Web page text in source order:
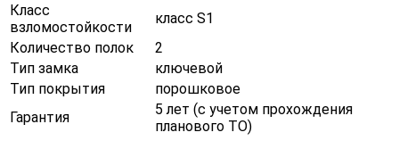
Класс
взломостойкости
класс S1
Количество полок
2
Тип замка
ключевой
Тип покрытия
порошковое
Гарантия
5 лет (с учетом прохождения
планового ТО)